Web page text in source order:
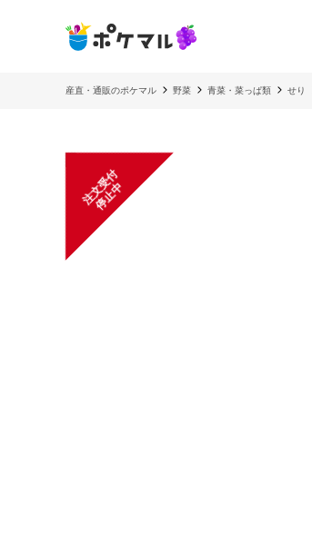
産直・通販のポケマル 野菜 青菜・菜っぱ類 せり
注
文
受
付
停
止
中